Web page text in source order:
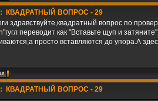
КВАДРАТНЫЙ ВОПРОС - 29
здравствуйте,квадратный вопрос по
переводит как "Вставьте щуп и
просто вставляются до упора.А
КВАДРАТНЫЙ ВОПРОС - 29